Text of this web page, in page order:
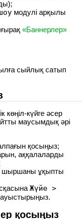
модулі арқылы
«Баннерлер»
сыйлық сатып
көңіл-күйге әсер
маусымдық әрі
қосыңыз;
аққалаларды
шыршаны ұқыпты
Жүйе >
қосыңыз